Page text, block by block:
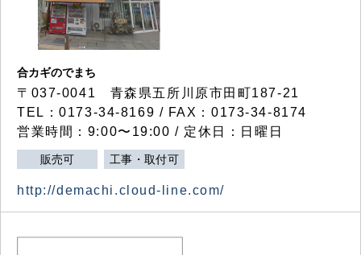
合カギのでまち
〒037-0041 青森県五所川原市田町187-21
TEL：0173-34-8169 / FAX：0173-34-8174
営業時間：9:00〜19:00 / 定休日：日曜日
販売可 工事・取付可
http://demachi.cloud-line.com/